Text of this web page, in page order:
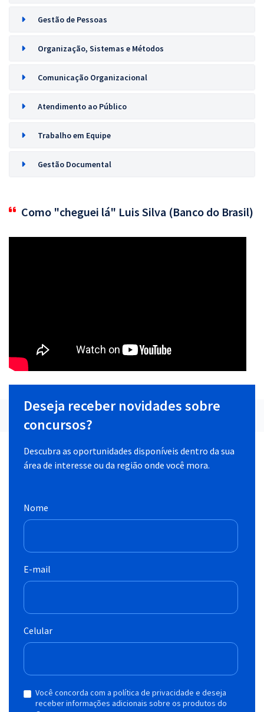
Gestão de Pessoas
Organização, Sistemas e Métodos
Comunicação Organizacional
Atendimento ao Público
Trabalho em Equipe
Gestão Documental
Como "cheguei lá" Luis Silva (Banco do Brasil)
Deseja receber novidades sobre
concursos?
Descubra as oportunidades disponíveis dentro da sua
área de interesse ou da região onde você mora.
Nome
E-mail
Celular
Você concorda com a política de privacidade e deseja
receber informações adicionais sobre os produtos do